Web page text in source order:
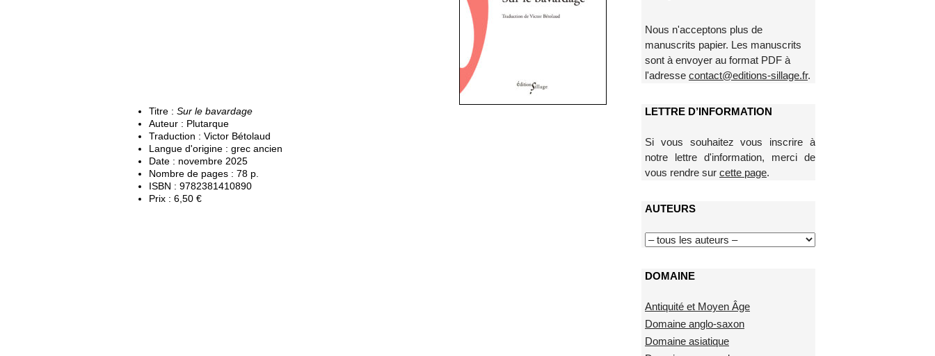
Titre : Sur le bavardage
Auteur : Plutarque
Traduction : Victor Bétolaud
Langue d'origine : grec ancien
Date : novembre 2025
Nombre de pages : 78 p.
ISBN : 9782381410890
Prix : 6,50 €
Nous n'acceptons plus de
manuscrits papier. Les manuscrits
sont à envoyer au format PDF à
l'adresse contact@editions-sillage.fr.
LETTRE D’INFORMATION
Si vous souhaitez vous inscrire à
notre lettre d'information, merci de
vous rendre sur cette page.
AUTEURS
DOMAINE
Antiquité et Moyen Âge
Domaine anglo-saxon
Domaine asiatique